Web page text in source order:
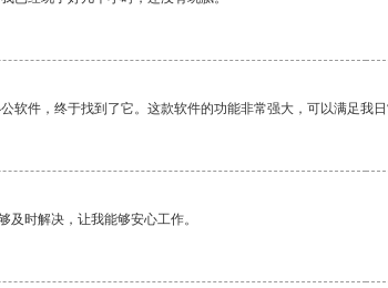
软件，终于找到了它。这款软件的功能非常强大，可以满足我
时解决，让我能够安心工作。